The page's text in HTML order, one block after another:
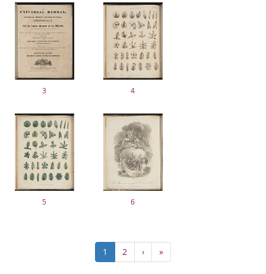
3 4
5 6
カ
レ
1 Page
2
次
ペ
›
最
終
»